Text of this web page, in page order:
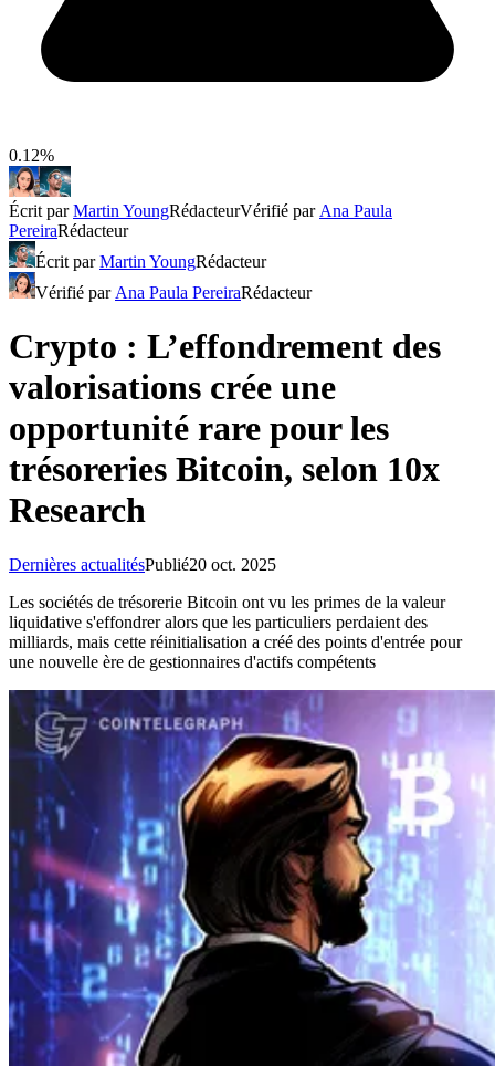
0.12%
Écrit parMartin YoungRédacteurVérifié par Ana Paula
PereiraRédacteur
Écrit parMartin YoungRédacteur
Vérifié par Ana Paula PereiraRédacteur
Crypto : L’effondrement des
valorisations crée une
opportunité rare pour les
trésoreries Bitcoin, selon 10x
Research
Dernières actualitésPublié20 oct. 2025
Les sociétés de trésorerie Bitcoin ont vu les primes de la valeur
liquidative s'effondrer alors que les particuliers perdaient des
milliards, mais cette réinitialisation a créé des points d'entrée pour
une nouvelle ère de gestionnaires d'actifs compétents